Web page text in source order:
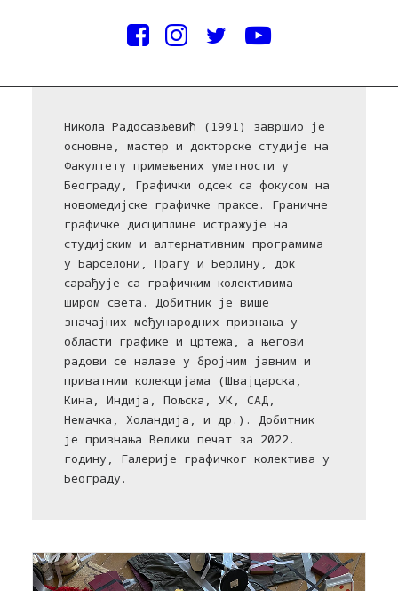
Никола Радосављевић (1991) завршио је
основне, мастер и докторске студије на
Факултету примењених уметности у
Београду, Графички одсек са фокусом на
новомедијске графичке праксе. Граничне
графичке дисциплине истражује на
студијским и алтернативним програмима
у Барселони, Прагу и Берлину, док
сарађује са графичким колективима
широм света. Добитник је више
значајних међународних признања у
области графике и цртежа, а његови
радови се налазе у бројним јавним и
приватним колекцијама (Швајцарска,
Кина, Индија, Пољска, УК, САД,
Немачка, Холандија, и др.). Добитник
је признања Велики печат за 2022.
годину, Галерије графичког колектива у
Београду.